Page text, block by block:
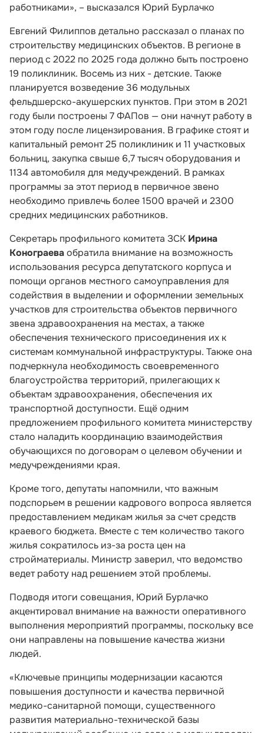
работниками», – высказался Юрий Бурлачко
Евгений Филиппов детально рассказал о планах по
строительству медицинских объектов. В регионе в
период с 2022 по 2025 года должно быть построено
19 поликлиник. Восемь из них - детские. Также
планируется возведение 36 модульных
фельдшерско-акушерских пунктов. При этом в 2021
году были построены 7 ФАПов — они начнут работу в
этом году после лицензирования. В графике стоят и
капитальный ремонт 25 поликлиник и 11 участковых
больниц, закупка свыше 6,7 тысяч оборудования и
1134 автомобиля для медучреждений. В рамках
программы за этот период в первичное звено
необходимо привлечь более 1500 врачей и 2300
средних медицинских работников.
Секретарь профильного комитета ЗСК Ирина
Конограеваобратила внимание на возможность
использования ресурса депутатского корпуса и
помощи органов местного самоуправления для
содействия в выделении и оформлении земельных
участков для строительства объектов первичного
звена здравоохранения на местах, а также
обеспечения технического присоединения их к
системам коммунальной инфраструктуры. Также она
подчеркнула необходимость своевременного
благоустройства территорий, прилегающих к
объектам здравоохранения, обеспечения их
транспортной доступности. Ещё одним
предложением профильного комитета министерству
стало наладить координацию взаимодействия
обучающихся по договорам о целевом обучении и
медучреждениями края.
Кроме того, депутаты напомнили, что важным
подспорьем в решении кадрового вопроса является
предоставлением медикам жилья за счет средств
краевого бюджета. Вместе с тем количество такого
жилья сократилось из-за роста цен на
стройматериалы. Министр заверил, что ведомство
ведет работу над решением этой проблемы.
Подводя итоги совещания, Юрий Бурлачко
акцентировал внимание на важности оперативного
выполнения мероприятий программы, поскольку все
они направлены на повышение качества жизни
людей.
«Ключевые принципы модернизации касаются
повышения доступности и качества первичной
медико-санитарной помощи, существенного
развития материально-технической базы